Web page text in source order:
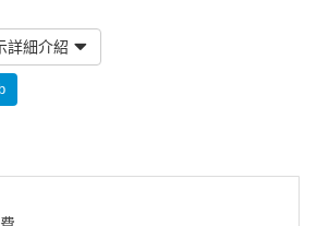
詳細介紹